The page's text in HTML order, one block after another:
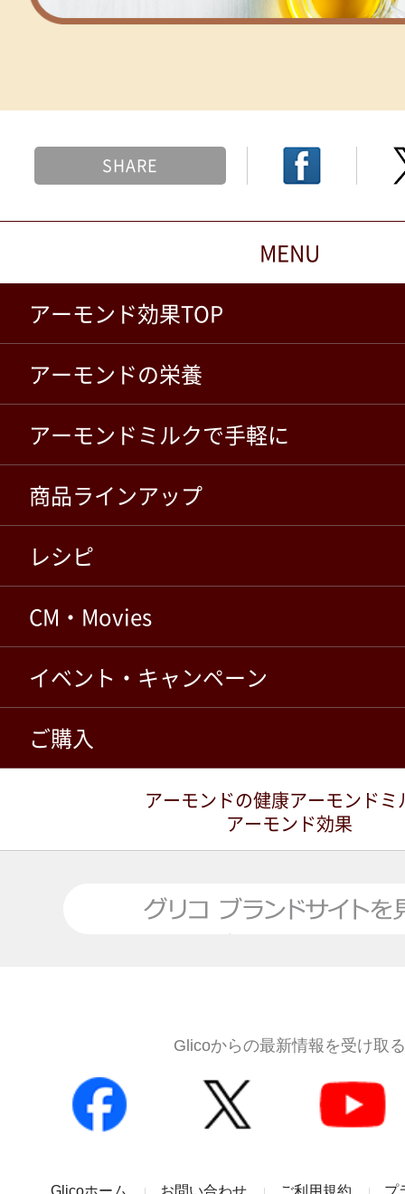
SHARE
MENU
アーモンド効果TOP
アーモンドの栄養
アーモンドミルクで手軽に
商品ラインアップ
レシピ
CM・Movies
イベント・ キャンペーン
ご購入
アーモンドの健康アーモンドミ
アーモンド効果
Glicoからの最新情報を受け取る
Glicoホーム お問い合わせ ご利用規約 プ